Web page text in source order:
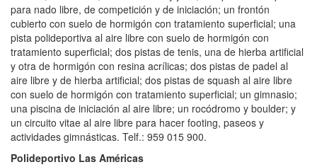
para nado libre, de competición y de iniciación; un frontón
cubierto con suelo de hormigón con tratamiento superficial; una
pista polideportiva al aire libre con suelo de hormigón con
tratamiento superficial; dos pistas de tenis, una de hierba artificial
y otra de hormigón con resina acrílicas; dos pistas de padel al
aire libre y de hierba artificial; dos pistas de squash al aire libre
con suelo de hormigón con tratamiento superficial; un gimnasio;
una piscina de iniciación al aire libre; un rocódromo y boulder; y
un circuito vitae al aire libre para hacer footing, paseos y
actividades gimnásticas. Telf.: 959 015 900.
Polideportivo Las Américas